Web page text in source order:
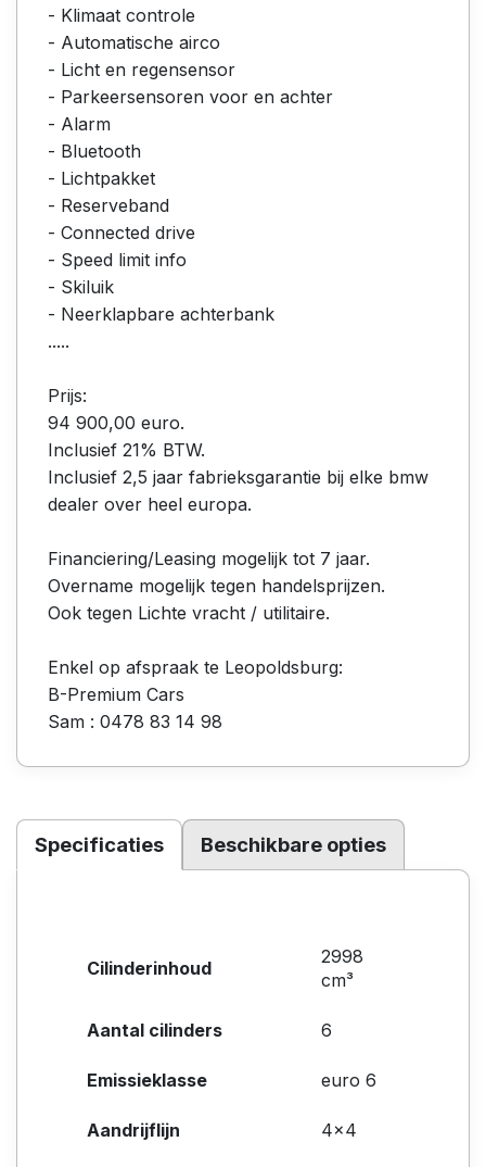
- Klimaat controle
- Automatische airco
- Licht en regensensor
- Parkeersensoren voor en achter
- Alarm
- Bluetooth
- Lichtpakket
- Reserveband
- Connected drive
- Speed limit info
- Skiluik
- Neerklapbare achterbank
.....
Prijs:
94 900,00 euro.
Inclusief 21% BTW.
Inclusief 2,5 jaar fabrieksgarantie bij elke bmw
dealer over heel europa.
Financiering/Leasing mogelijk tot 7 jaar.
Overname mogelijk tegen handelsprijzen.
Ook tegen Lichte vracht / utilitaire.
Enkel op afspraak te Leopoldsburg:
B-Premium Cars
Sam : 0478 83 14 98
Specificaties Beschikbare opties
Cilinderinhoud
2998
cm³
Aantal cilinders 6
Emissieklasse euro 6
Aandrijflijn 4x4